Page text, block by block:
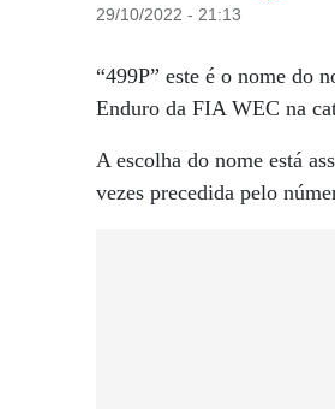
29/10/2022 - 21:13
“499P” este é o nome do
Enduro da FIA WEC na
A escolha do nome está
vezes precedida pelo